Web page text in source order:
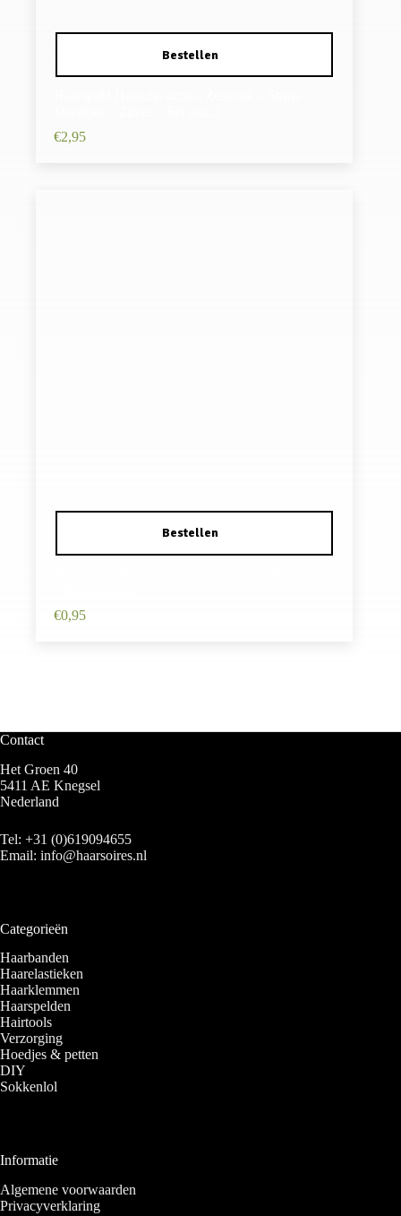
€2,95
€0,95
Contact
Het Groen 40
5411 AE Knegsel
Nederland
Tel: +31 (0)619094655
Email: info@haarsoires.nl
Categorieën
Haarbanden
Haarelastieken
Haarklemmen
Haarspelden
Hairtools
Verzorging
Hoedjes & petten
DIY
Sokkenlol
Informatie
Algemene voorwaarden
Privacyverklaring